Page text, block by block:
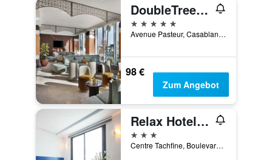
DoubleTree by Hilton Casablanca City Centre
5 Sterne
Avenue Pasteur, Casablanca, Marokko
98 €
Zum Angebot
Relax Hotel Casa Voyageurs
3 Sterne
Centre Tachfine, Boulevard Ibn Tachfine, Casablanca, Marokko